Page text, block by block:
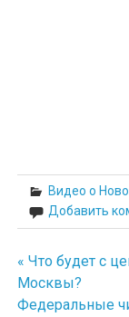
Видео о
Добавить
Навигация
по
« Что будет с
Москвы?
Федеральные